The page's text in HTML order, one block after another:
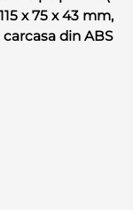
x 75 x 43 mm,
din ABS